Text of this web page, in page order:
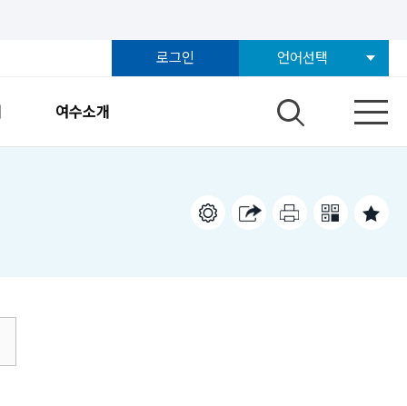
로그인 언어선택
여수소개